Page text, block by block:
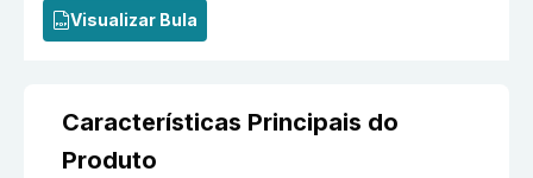
Visualizar Bula
Características Principais do
Produto